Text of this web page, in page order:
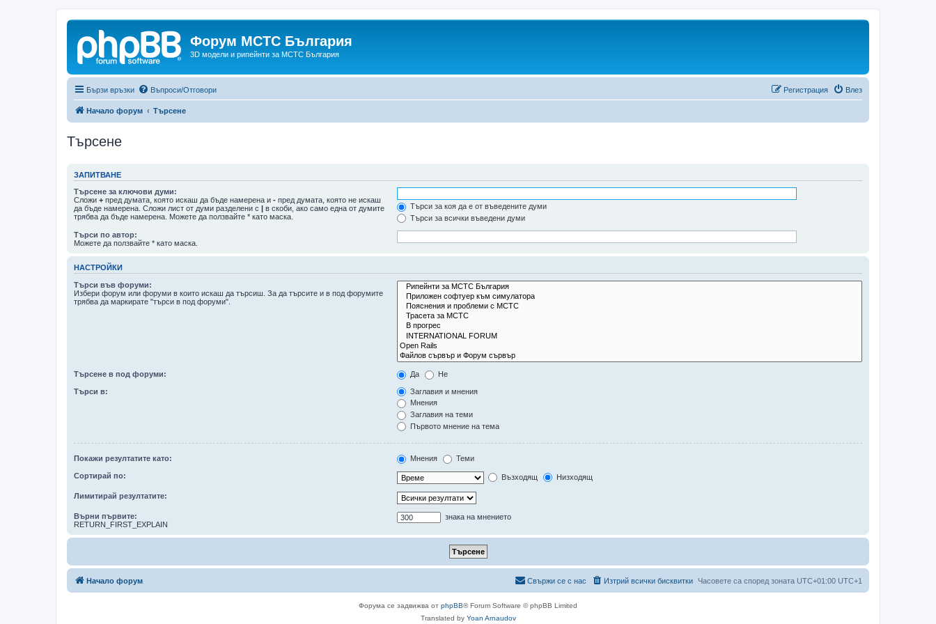
Форум МСТС България
3D модели и рипейнти за МСТС България
Бързи връзки Въпроси/Отговори Влез
Регистрация
Начало форум Търсене
Търсене
ЗАПИТВАНЕ
Търсене за ключови думи:
Сложи + пред думата, която искаш да бъде намерена и - пред думата, която не искаш
да бъде намерена. Сложи лист от думи разделени с | в скоби, ако само една от думите
трябва да бъде намерена. Можете да ползвайте * като маска.
Търси за коя да е от въведените думи
Търси за всички въведени думи
Търси по автор:
Можете да ползвайте * като маска.
НАСТРОЙКИ
Търси във форуми:
Избери форум или форуми в които искаш да търсиш. За да търсите и в под форумите
трябва да маркирате "търси в под форуми".
Търсене в под форуми: Да Не
Търси в:
Заглавия и мнения
Мнения
Заглавия на теми
Първото мнение на тема
Покажи резултатите като: Мнения Теми
Сортирай по: Възходящ Низходящ
Лимитирай резултатите:
Върни първите:
RETURN_FIRST_EXPLAIN
знака на мнението
Начало форум Часовете са според зоната UTC+01:00 UTC+1
Изтрий всички бисквитки
Свържи се с нас
Форума се задвижва от phpBB® Forum Software © phpBB Limited
Translated by Yoan Arnaudov